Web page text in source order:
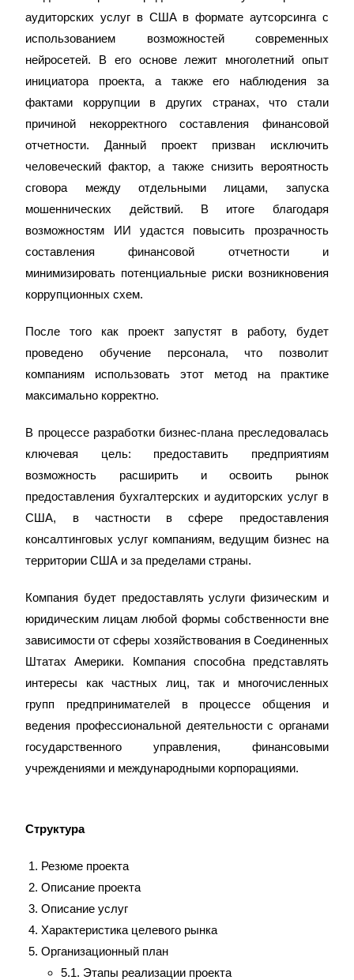
аудиторских услуг в США в формате аутсорсинга с
использованием возможностей современных
нейросетей. В его основе лежит многолетний опыт
инициатора проекта, а также его наблюдения за
фактами коррупции в других странах, что стали
причиной некорректного составления финансовой
отчетности. Данный проект призван исключить
человеческий фактор, а также снизить вероятность
сговора между отдельными лицами, запуска
мошеннических действий. В итоге благодаря
возможностям ИИ удастся повысить прозрачность
составления финансовой отчетности и
минимизировать потенциальные риски возникновения
коррупционных схем.
После того как проект запустят в работу, будет
проведено обучение персонала, что позволит
компаниям использовать этот метод на практике
максимально корректно.
В процессе разработки бизнес-плана преследовалась
ключевая цель: предоставить предприятиям
возможность расширить и освоить рынок
предоставления бухгалтерских и аудиторских услуг в
США, в частности в сфере предоставления
консалтинговых услуг компаниям, ведущим бизнес на
территории США и за пределами страны.
Компания будет предоставлять услуги физическим и
юридическим лицам любой формы собственности вне
зависимости от сферы хозяйствования в Соединенных
Штатах Америки. Компания способна представлять
интересы как частных лиц, так и многочисленных
групп предпринимателей в процессе общения и
ведения профессиональной деятельности с органами
государственного управления, финансовыми
учреждениями и международными корпорациями.
Структура
Резюме проекта
Описание проекта
Описание услуг
Характеристика целевого рынка
Организационный план
5.1. Этапы реализации проекта